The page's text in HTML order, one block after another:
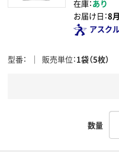
在庫：あり
お届け日：8
アスク
型番 販売単位 1袋（5枚）
数量